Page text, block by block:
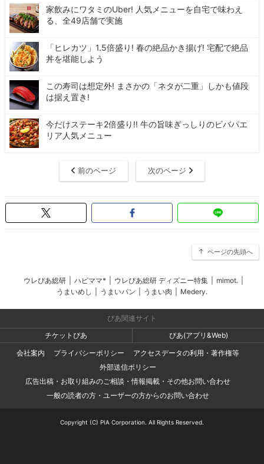
家飲みにワタミのUber! 人気メニューを自宅で味わえ
る、全49店舗で実施
「ヒレカツ」1.5倍盛り! 春の絶品かき揚げ! 宅配で絶品
丼を堪能しよう
この寿司は想定外! まさかの「ネタが二重」しかも値段
は据え置き!
今だけステーキ2倍盛り!! 牛の旨味ぎっしりのビバパエ
リア人気メニュー
前のページ 次のページ
ページの先頭へ
ウレぴあ総研 ハピママ* ウレぴあ総研 ディズニー特集 mimot.
うまいめし
うまいパン うまい肉 Medery.
ぴあ関連サイト
チケットぴあ
ぴあ(アプリ&Web)
会社案内
プライバシーポリシー
アクセスデータの利用・著作権等
外部送信ポリシー
広告出稿・お取り組みのご相談・情報掲載・その他お問い合わせ
一般の読者の方・ユーザーの方からのお問い合わせ
Copyright (C) PIA Corporation. All Rights Reserved.